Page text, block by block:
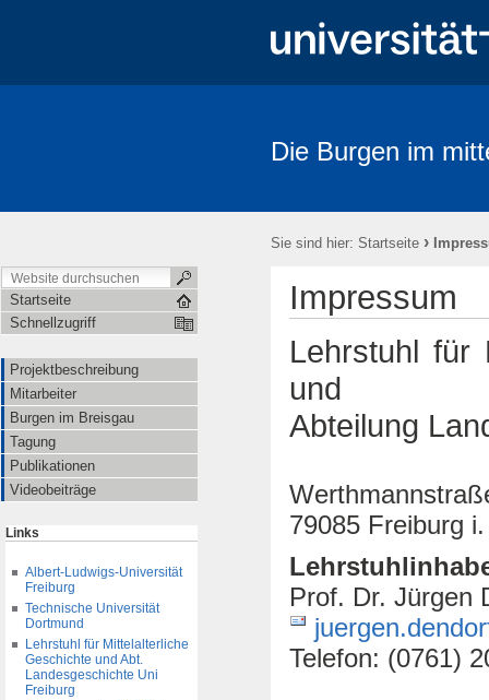
Die Burgen im
Sie sind hier: Startseite ›
Startseite
Schnellzugriff
Projektbeschreibung
Mitarbeiter
Burgen im Breisgau
Tagung
Publikationen
Videobeiträge
Links
Albert-Ludwigs-Universität
Freiburg
Technische Universität
Dortmund
Lehrstuhl für Mittelalterliche
Geschichte und Abt.
Landesgeschichte Uni
Freiburg
Impressum
Lehrstuhl für
und
Abteilung
79085 Freiburg
Prof. Dr. Jürgen
Telefon: (0761)